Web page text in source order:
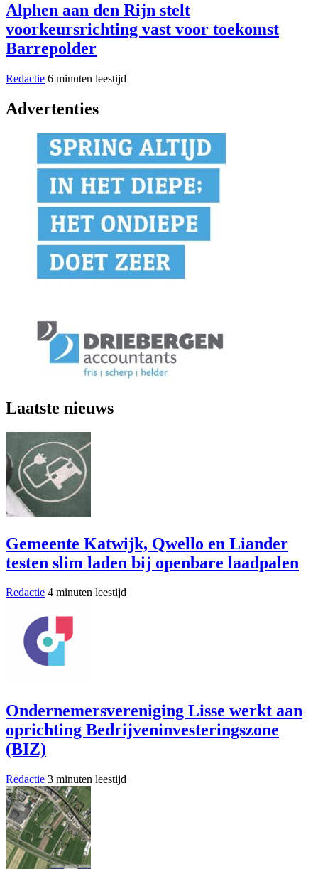
Alphen aan den Rijn stelt
voorkeursrichting vast voor toekomst
Barrepolder
Redactie 6 minuten leestijd
Advertenties
Laatste nieuws
Gemeente Katwijk, Qwello en Liander
testen slim laden bij openbare laadpalen
Redactie 4 minuten leestijd
Ondernemersvereniging Lisse werkt aan
oprichting Bedrijveninvesteringszone
(BIZ)
Redactie 3 minuten leestijd